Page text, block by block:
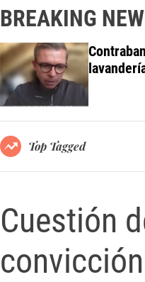
BREAKING
Top Tagged
Cuestión